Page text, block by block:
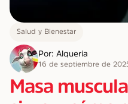
Salud y Bienestar
Por: Alqueria
16 de septiembre de
Masa